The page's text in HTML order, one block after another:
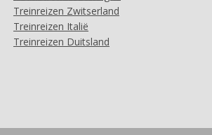
Treinreizen Zwitserland
Treinreizen Italië
Treinreizen Duitsland